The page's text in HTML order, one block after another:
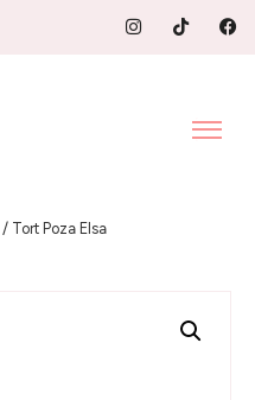
/ Tort Poza Elsa